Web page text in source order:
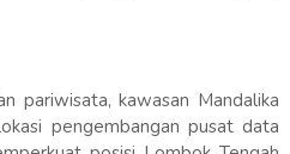
pariwisata, kawasan Mandalika
pengembangan pusat data